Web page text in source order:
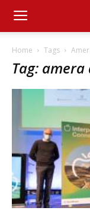
Home Tags
Tag: